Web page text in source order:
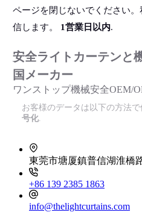
ページを閉じないでください
信します。 1営業日以内.
安全ライトカーテンと
国メーカー
ワンストップ機械安全OEM/
お客様のデータは以下の方法
号化
東莞市塘厦鎮普信湖淮橋
+86 139 2385 1863
info@thelightcurtains.com